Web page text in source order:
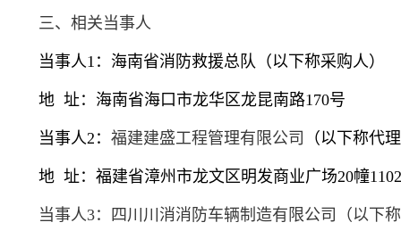
三、相关当事人
当事人1：海南省消防救援总队（以下称采购人）
地 址：海南省海口市龙华区龙昆南路170号
当事人2： 福建建盛工程管理有限公司 （以下称代
地 址：福建省漳州市龙文区明发商业广场20幢
当事人3：四川川消消防车辆制造有限公司（以下